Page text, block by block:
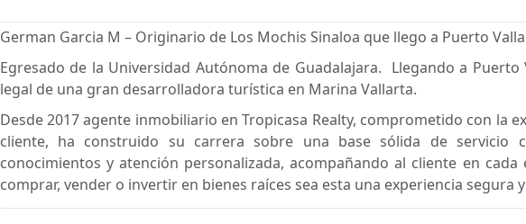
German Garcia M – Originario de Los Mochis Sinaloa que llego a Puerto
Egresado de la Universidad Autónoma de Guadalajara. Llegando a
legal de una gran desarrolladora turística en Marina Vallarta.
Desde 2017 agente inmobiliario en Tropicasa Realty, comprometido con la
cliente, ha construido su carrera sobre una base sólida de servicio
conocimientos y atención personalizada, acompañando al cliente en
comprar, vender o invertir en bienes raíces sea esta una experiencia segura